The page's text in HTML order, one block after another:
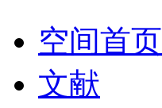
空间首页
文献